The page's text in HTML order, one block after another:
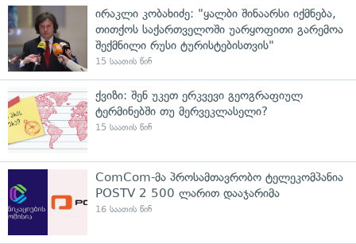
ირაკლი კობახიძე: "ყალბი შინაარსი იქმნება,
თითქოს საქართველოში უარყოფითი გარემოა
შექმნილი რუსი ტურისტებისთვის"
15 საათის წინ
ქვიზი: შენ უკეთ ერკვევი გეოგრაფიულ
ტერმინებში თუ მერვეკლასელი?
15 საათის წინ
ComCom-მა პროსამთავრობო ტელეკომპანია
POSTV 2 500 ლარით დააჯარიმა
16 საათის წინ